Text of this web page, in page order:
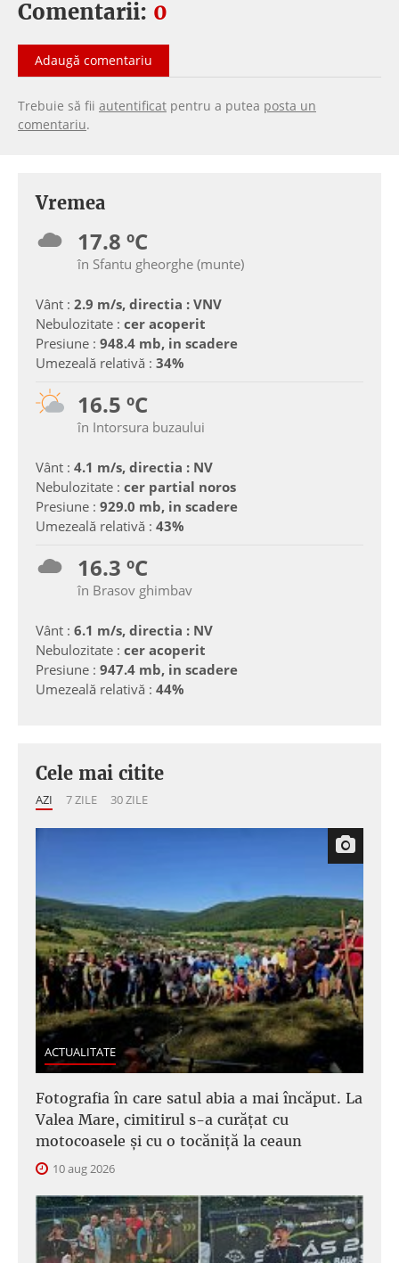
Comentarii: 0
Adaugă comentariu
Trebuie să fii autentificat pentru a putea posta un
comentariu.
Vremea
17.8 ºC
în Sfantu gheorghe (munte)
Vânt : 2.9 m/s, directia : VNV
Nebulozitate : cer acoperit
Presiune : 948.4 mb, in scadere
Umezeală relativă : 34%
16.5 ºC
în Intorsura buzaului
Vânt : 4.1 m/s, directia : NV
Nebulozitate : cer partial noros
Presiune : 929.0 mb, in scadere
Umezeală relativă : 43%
16.3 ºC
în Brasov ghimbav
Vânt : 6.1 m/s, directia : NV
Nebulozitate : cer acoperit
Presiune : 947.4 mb, in scadere
Umezeală relativă : 44%
Cele mai citite
AZI 7 ZILE 30 ZILE
ACTUALITATE
Fotografia în care satul abia a mai încăput. La
Valea Mare, cimitirul s-a curățat cu
motocoasele și cu o tocăniță la ceaun
10 aug 2026